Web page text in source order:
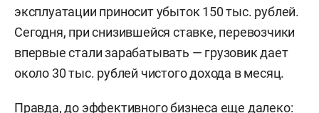
эксплуатации приносит убыток 150 тыс. рублей.
Сегодня, при снизившейся ставке, перевозчики
впервые стали зарабатывать — грузовик дает
около 30 тыс. рублей чистого дохода в месяц.
Правда, до эффективного бизнеса еще далеко: